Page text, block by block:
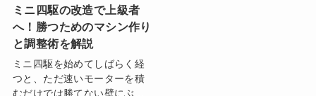
ミニ四駆の改造で上級者
へ！勝つためのマシン作り
と調整術を解説
ミニ四駆を始めてしばらく経
つと、ただ速いモーターを積
むだけでは勝てない壁にぶ...